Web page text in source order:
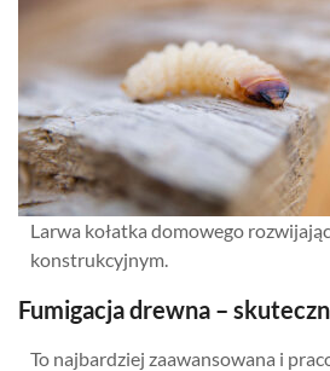
Larwa kołatka domowego
konstrukcyjnym.
Fumigacja drewna –
To najbardziej zaawansowana i